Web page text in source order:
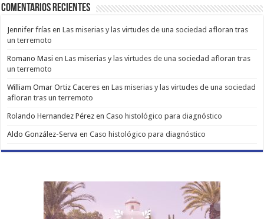
Comentarios Recientes
Jennifer frías enLas miserias y las virtudes de una sociedad afloran tras
un terremoto
Romano Masi enLas miserias y las virtudes de una sociedad afloran tras
un terremoto
William Omar Ortiz Caceres enLas miserias y las virtudes de una sociedad
afloran tras un terremoto
Rolando Hernandez Pérez enCaso histológico para diagnóstico
Aldo González-Serva enCaso histológico para diagnóstico